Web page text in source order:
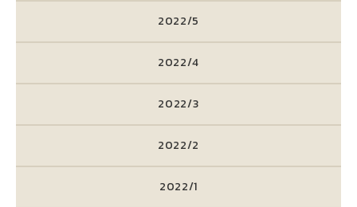
2022/5
2022/4
2022/3
2022/2
2022/1